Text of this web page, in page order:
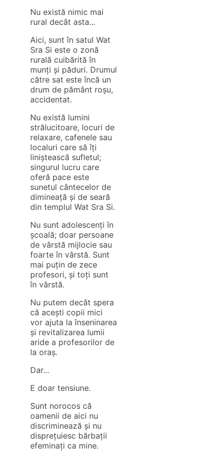
Nu există nimic mai
rural decât asta...
Aici, sunt în satul Wat
Sra Si este o zonă
rurală cuibărită în
munți și păduri. Drumul
către sat este încă un
drum de pământ roșu,
accidentat.
Nu există lumini
strălucitoare, locuri de
relaxare, cafenele sau
localuri care să îți
liniștească sufletul;
singurul lucru care
oferă pace este
sunetul cântecelor de
dimineață și de seară
din templul Wat Sra Si.
Nu sunt adolescenți în
școală; doar persoane
de vârstă mijlocie sau
foarte în vârstă. Sunt
mai puțin de zece
profesori, și toți sunt
în vârstă.
Nu putem decât spera
că acești copii mici
vor ajuta la înseninarea
și revitalizarea lumii
aride a profesorilor de
la oraș.
Dar...
E doar tensiune.
Sunt norocos că
oamenii de aici nu
discriminează și nu
disprețuiesc bărbații
efeminați ca mine.